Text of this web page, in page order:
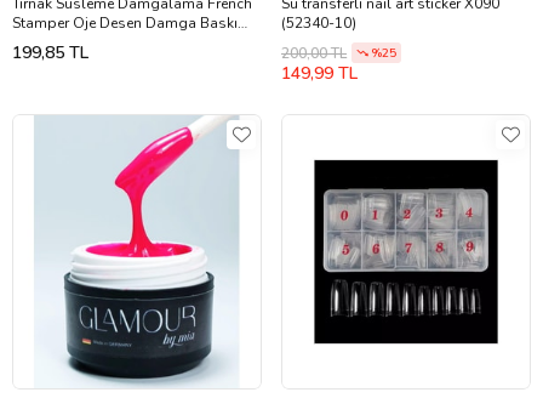
Tırnak Süsleme Damgalama French
Stamper Oje Desen Damga Baskı
Şekillendirici
199,85 TL
Su transferli nail art sticker X090
(52340-10)
200,00 TL
%25
149,99 TL